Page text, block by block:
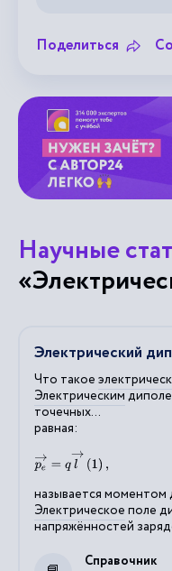
Поделиться
Научные
Электрический
Что такое
Электрическим
точечных...
равная:
pe→ =ql→(1)
называется моментом
Электрическое поле
напряжённостей
Справочник